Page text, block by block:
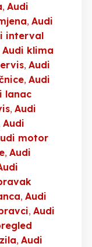
Audi
Audi
interval
Audi klima
Audi
Audi
lanac
Audi
Audi
motor
Audi
Audi
Audi
Audi